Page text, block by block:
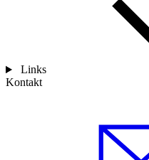
Links
Kontakt